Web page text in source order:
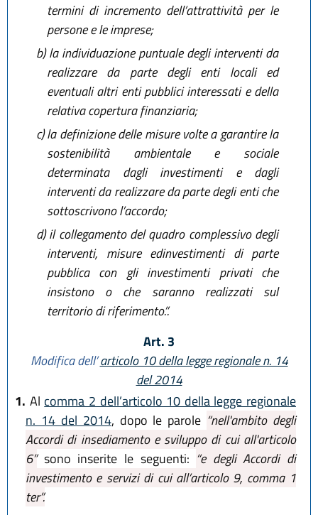
termini di incremento dell’attrattività per le
persone e le imprese;
b)la individuazione puntuale degli interventi da
realizzare da parte degli enti locali ed
eventuali altri enti pubblici interessati e della
relativa copertura finanziaria;
c)la definizione delle misure volte a garantire la
sostenibilità ambientale e sociale
determinata dagli investimenti e dagli
interventi da realizzare da parte degli enti che
sottoscrivono l’accordo;
d)il collegamento del quadro complessivo degli
interventi, misure edinvestimenti di parte
pubblica con gli investimenti privati che
insistono o che saranno realizzati sul
territorio di riferimento.”.
Art. 3
Modifica dell’articolo 10 della legge regionale n. 14
del 2014
1. Al comma 2 dell’articolo 10 della legge regionale
n. 14 del 2014, dopo le parole “nell'ambito degli
Accordi di insediamento e sviluppo di cui all'articolo
6”sono inserite le seguenti: “e degli Accordi di
investimento e servizi di cui all’articolo 9, comma 1
ter”.